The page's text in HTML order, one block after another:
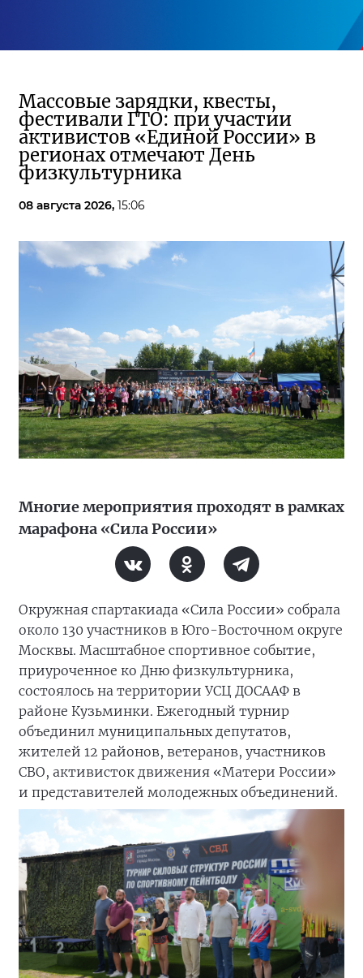
Массовые зарядки, квесты,
фестивали ГТО: при участии
активистов «Единой России» в
регионах отмечают День
физкультурника
08 августа 2026, 15:06
Многие мероприятия проходят в рамках
марафона «Сила России»
Окружная спартакиада «Сила России» собрала
около 130 участников в Юго-Восточном округе
Москвы. Масштабное спортивное событие,
приуроченное ко Дню физкультурника,
состоялось на территории УСЦ ДОСААФ в
районе Кузьминки. Ежегодный турнир
объединил муниципальных депутатов,
жителей 12 районов, ветеранов, участников
СВО, активисток движения «Матери России»
и представителей молодежных объединений.